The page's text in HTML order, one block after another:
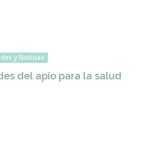
y Noticias
del apio para la salud